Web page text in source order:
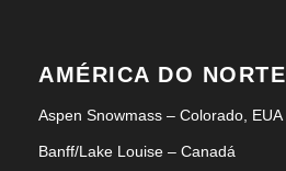
AMÉRICA DO NORTE
Aspen Snowmass – Colorado, EUA
Banff/Lake Louise – Canadá